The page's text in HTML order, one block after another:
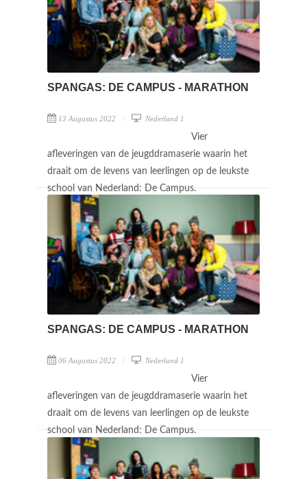
SPANGAS: DE CAMPUS - MARATHON
13 Augustus 2022 Nederland 1
Vier
afleveringen van de jeugddramaserie waarin het
draait om de levens van leerlingen op de leukste
school van Nederland: De Campus.
SPANGAS: DE CAMPUS - MARATHON
06 Augustus 2022 Nederland 1
Vier
afleveringen van de jeugddramaserie waarin het
draait om de levens van leerlingen op de leukste
school van Nederland: De Campus.